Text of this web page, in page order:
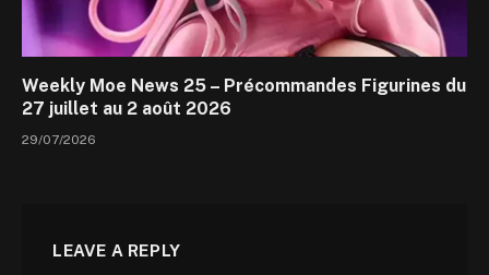
Weekly Moe News 25 – Précommandes Figurines du
27 juillet au 2 août 2026
29/07/2026
LEAVE A REPLY